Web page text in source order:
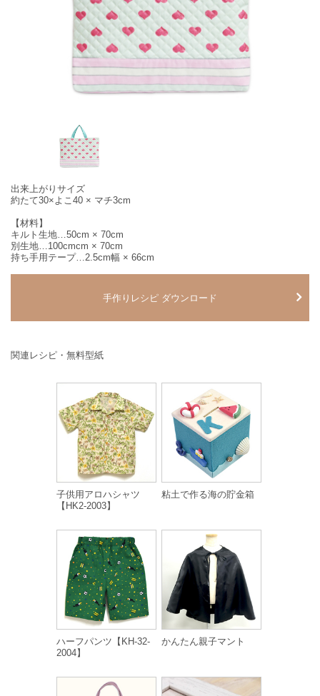
出来上がりサイズ
約たて30×よこ40 × マチ3cm
【材料】
キルト生地…50cm × 70cm
別生地…100cmcm × 70cm
持ち手用テープ…2.5cm幅 × 66cm
手作りレシピ ダウンロード
関連レシピ・無料型紙
子供用アロハシャツ
【HK2-2003】
粘土で作る海の貯金箱
ハーフパンツ【KH-32-
2004】
かんたん親子マント